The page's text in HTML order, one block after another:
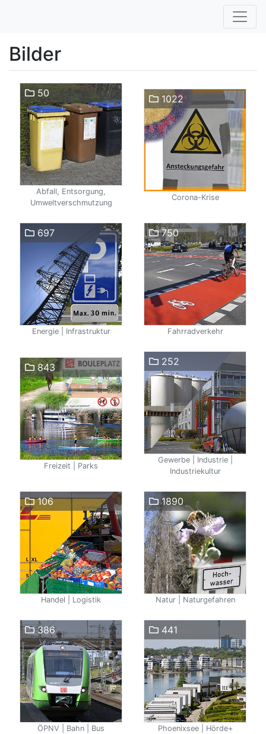
Bilder
50
Abfall, Entsorgung,
Umweltverschmutzung
1022
Corona-Krise
697
Energie | Infrastruktur
750
Fahrradverkehr
843
Freizeit | Parks
252
Gewerbe | Industrie |
Industriekultur
106
Handel | Logistik
1890
Natur | Naturgefahren
386
ÖPNV | Bahn | Bus
441
Phoenixsee | Hörde+